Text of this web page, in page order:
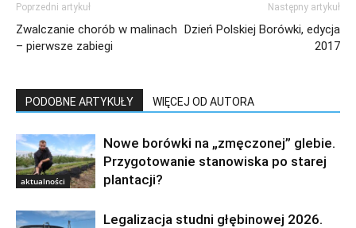
Poprzedni artykuł
Zwalczanie chorób w malinach
– pierwsze zabiegi
Następny artykuł
Dzień Polskiej Borówki, edycja
2017
PODOBNE ARTYKUŁY WIĘCEJ OD AUTORA
aktualności
Nowe borówki na „zmęczonej” glebie.
Przygotowanie stanowiska po starej
plantacji?
Legalizacja studni głębinowej 2026.